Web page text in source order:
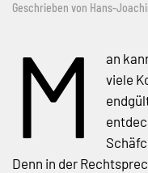
Geschrieben von Hans-
M
an
viele
Denn in der